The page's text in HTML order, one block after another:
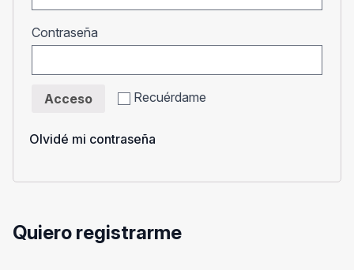
Contraseña
Recuérdame
Acceso
Olvidé mi contraseña
Quiero registrarme